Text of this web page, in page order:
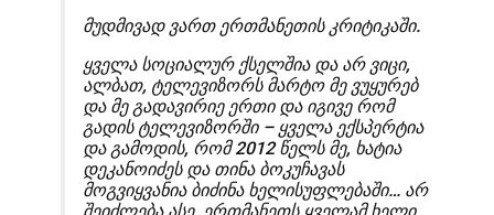
მუდმივად ვართ ერთმანეთის კრიტიკაში.
ყველა სოციალურ ქსელშია და არ ვიცი,
ალბათ, ტელევიზორს მარტო მე ვუყურებ
და მე გადავირიე ერთი და იგივე რომ
გადის ტელევიზორში – ყველა ექსპერტია
და გამოდის, რომ 2012 წელს მე, ხატია
დეკანოიძეს და თინა ბოკუჩავას
მოგვიყვანია ბიძინა ხელისუფლებაში… არ